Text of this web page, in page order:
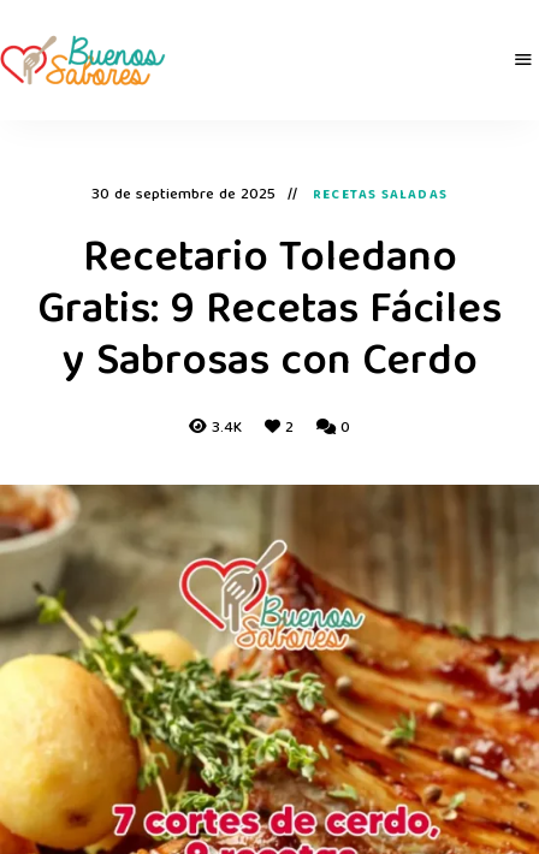
30 de septiembre de 2025 RECETAS SALADAS
Recetario Toledano
Gratis: 9 Recetas Fáciles
y Sabrosas con Cerdo
3.4K 2 0